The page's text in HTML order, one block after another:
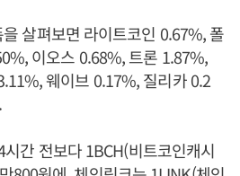
살펴보면 라이트코인 0.67%, 폴
이오스 0.68%, 트론 1.87%,
웨이브 0.17%, 질리카 0.2
간 전보다 1BCH(비트코인캐시